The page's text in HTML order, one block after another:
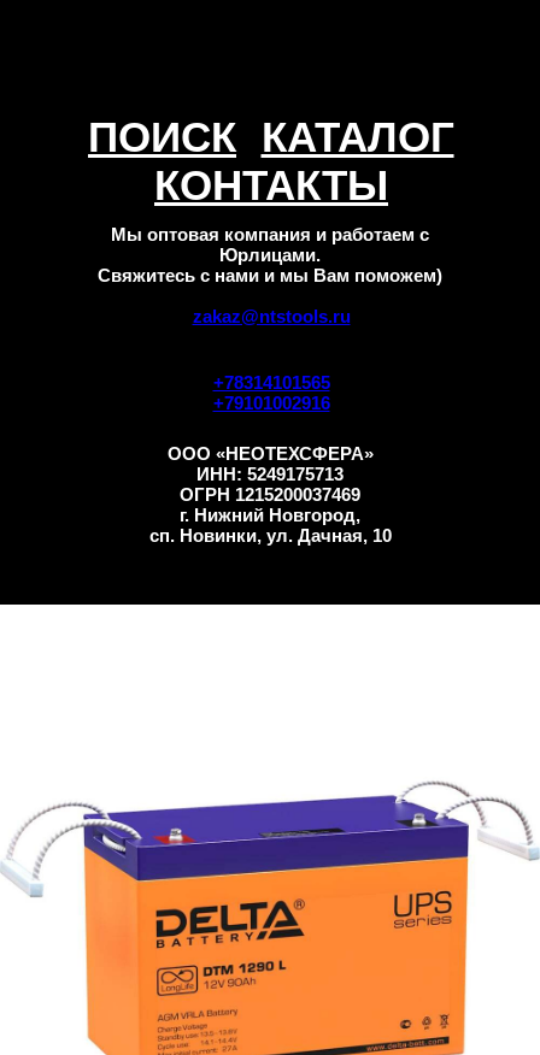
КОНТАКТЫ
ПОИСК
+78314101565
+79101002916
zakaz@ntstools.ru
КАТАЛОГ
ООО «НЕОТЕХСФЕРА»
ИНН: 5249175713
ОГРН 1215200037469
г. Нижний Новгород,
сп. Новинки, ул. Дачная, 10
Мы оптовая компания и работаем с
Юрлицами.
Свяжитесь с нами и мы Вам поможем)